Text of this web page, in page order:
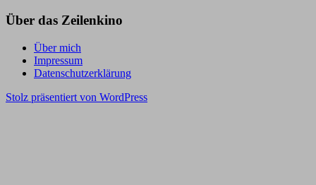
Über das Zeilenkino
Über mich
Impressum
Datenschutzerklärung
Stolz präsentiert von WordPress